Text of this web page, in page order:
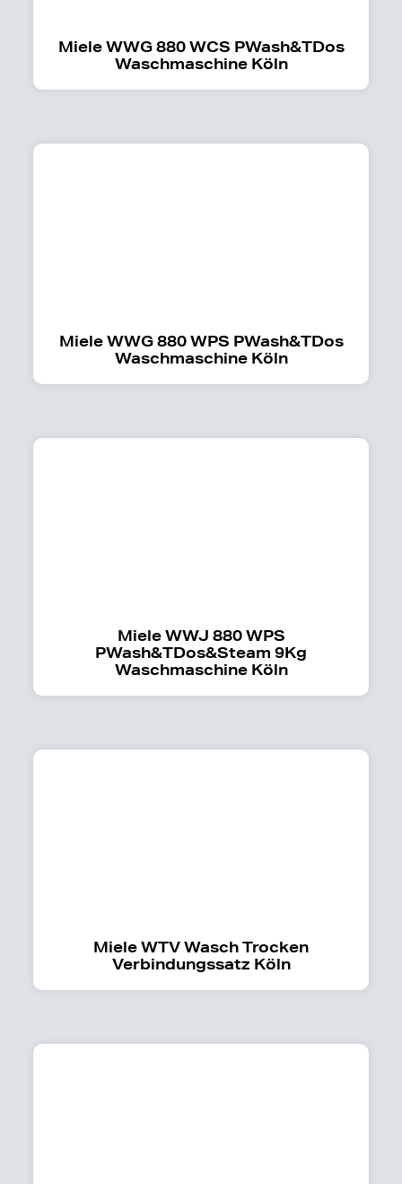
Miele WWG 880 WCS PWash&TDos
Waschmaschine Köln
Miele WWG 880 WPS PWash&TDos
Waschmaschine Köln
Miele WWJ 880 WPS
PWash&TDos&Steam 9Kg
Waschmaschine Köln
Miele WTV Wasch Trocken
Verbindungssatz Köln